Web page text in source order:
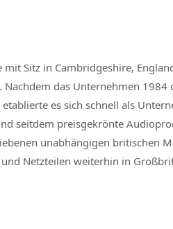
Sitz in Cambridgeshire,
Nachdem das Unternehmen 1984
es sich schnell als
seitdem preisgekrönte
unabhängigen britischen
Netzteilen weiterhin in